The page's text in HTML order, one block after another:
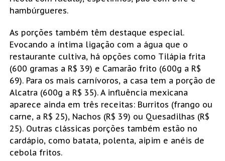
hambúrgueres.
As porções também têm destaque especial.
Evocando a íntima ligação com a água que o
restaurante cultiva, há opções como Tilápia frita
(600 gramas a R$ 39) e Camarão frito (600g a R$
69). Para os mais carnívoros, a casa tem a porção de
Alcatra (600g a R$ 35). A influência mexicana
aparece ainda em três receitas: Burritos (frango ou
carne, a R$ 25), Nachos (R$ 39) ou Quesadilhas (R$
25). Outras clássicas porções também estão no
cardápio, como batata, polenta, aipim e anéis de
cebola fritos.